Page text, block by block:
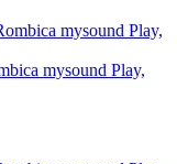
mysound Play,